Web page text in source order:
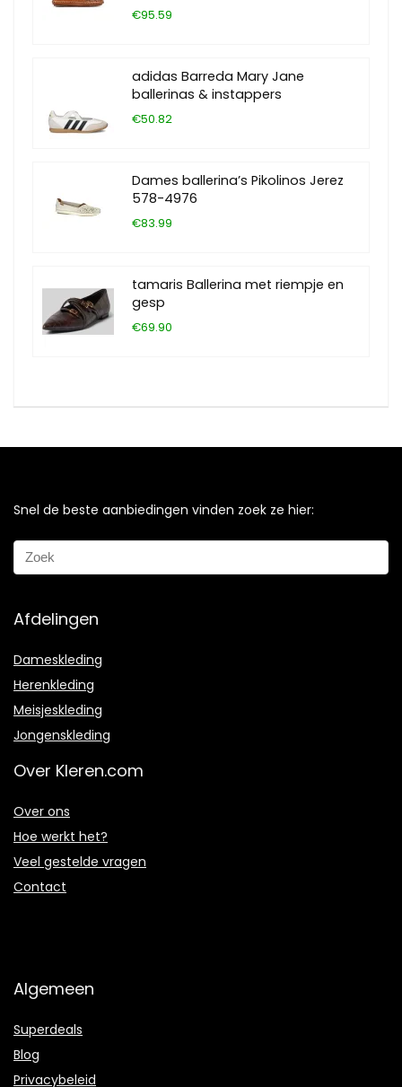
€95.59
adidas Barreda Mary Jane
ballerinas & instappers
€50.82
Dames ballerina’s Pikolinos Jerez
578-4976
€83.99
tamaris Ballerina met riempje en
gesp
€69.90
Snel de beste aanbiedingen vinden zoek ze hier:
Afdelingen
Dameskleding
Herenkleding
Meisjeskleding
Jongenskleding
Over Kleren.com
Over ons
Hoe werkt het?
Veel gestelde vragen
Contact
Algemeen
Superdeals
Blog
Privacybeleid